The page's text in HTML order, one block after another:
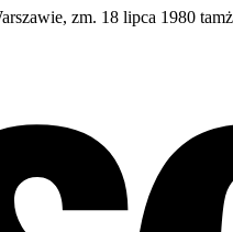
zm. 18 lipca 1980